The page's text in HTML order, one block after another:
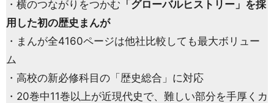
・横のつながりをつかむ 「グローバルヒストリー」を採
用した初の歴史まんが
・まんが全4160ページは他社比較しても最大ボリュー
ム
・高校の新必修科目の「歴史総合」に対応
・20巻中11巻以上が近現代史で、難しい部分を手厚くカ